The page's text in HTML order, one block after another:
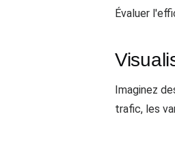
Évaluer
Imaginez
trafic, les